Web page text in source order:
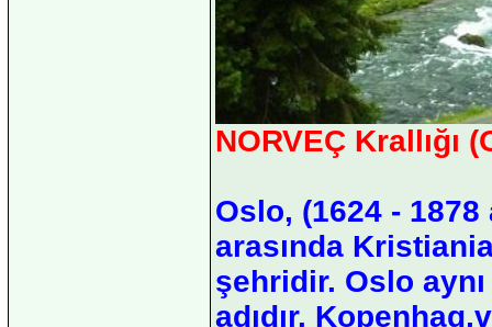
NORVEÇ Krallığı
Oslo, (1624 -
arasında
şehridir. Oslo
adıdır.